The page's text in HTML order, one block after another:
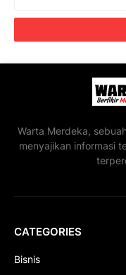
Warta Merdeka,
menyajikan informasi
CATEGORIES
Bisnis